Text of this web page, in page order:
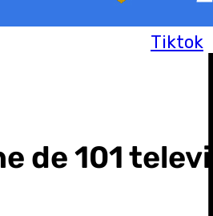
Tiktok
de 101